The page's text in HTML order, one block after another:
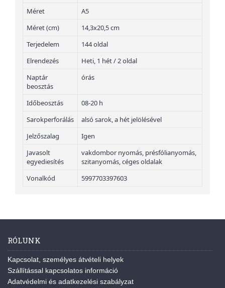
Méret
A5
Méret (cm)
14,3x20,5 cm
Terjedelem
144 oldal
Elrendezés
Heti, 1 hét / 2 oldal
Naptár
beosztás
órás
Időbeosztás
08-20 h
Sarokperforálás
alsó sarok, a hét jelölésével
Jelzőszalag
Igen
Javasolt
egyediesítés
vakdombor nyomás, présfólianyomás,
szitanyomás, céges oldalak
Vonalkód
5997703397603
RÓLUNK
Kapcsolat, személyes átvételi helyek
Szállítással kapcsolatos információ
Adatvédelmi és adatkezelési szabályzat